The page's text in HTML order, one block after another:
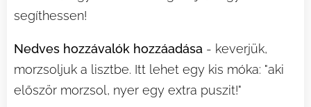
segíthessen!
Nedves hozzávalók hozzáadása - keverjük,
morzsoljuk a lisztbe. Itt lehet egy kis móka: "aki
először morzsol, nyer egy extra puszit!" 😄